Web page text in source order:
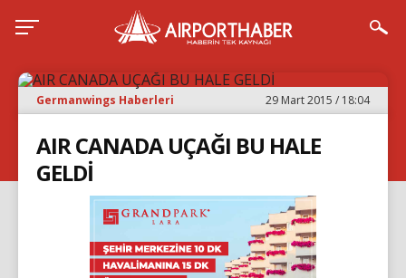
Germanwings Haberleri 29 Mart 2015 / 18:04
AIR CANADA UÇAĞI BU HALE
GELDİ